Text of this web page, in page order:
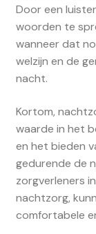
Door een
woorden te
wanneer dat
welzijn en de
nacht.
Kortom,
waarde in het
en het bieden
gedurende de
zorgverleners
nachtzorg,
comfortabele